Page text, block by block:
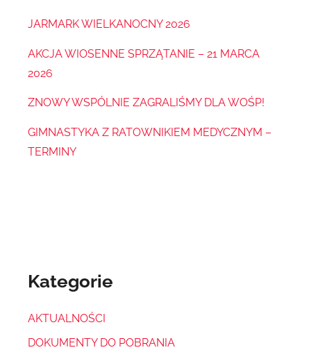
JARMARK WIELKANOCNY 2026
AKCJA WIOSENNE SPRZĄTANIE – 21 MARCA
2026
ZNOWY WSPÓLNIE ZAGRALIŚMY DLA WOŚP!
GIMNASTYKA Z RATOWNIKIEM MEDYCZNYM –
TERMINY
Kategorie
AKTUALNOŚCI
DOKUMENTY DO POBRANIA